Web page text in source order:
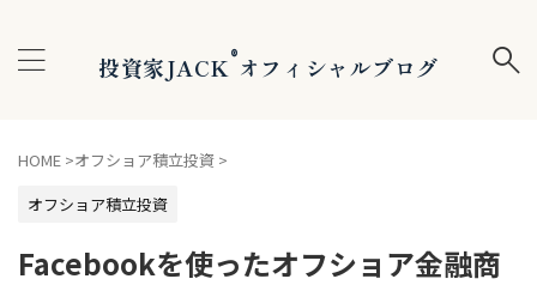
投資家JACK®オフィシャルブログ
HOME >オフショア積立投資 >
オフショア積立投資
Facebookを使ったオフショア金融商